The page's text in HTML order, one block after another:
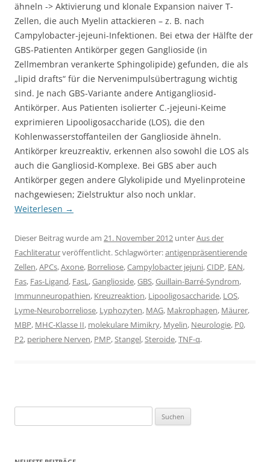
ähneln -> Aktivierung und klonale Expansion naiver T-
Zellen, die auch Myelin attackieren – z. B. nach
Campylobacter-jejeuni-Infektionen. Bei etwa der Hälfte der
GBS-Patienten Antikörper gegen Ganglioside (in
Zellmembran verankerte Sphingolipide) gefunden, die als
„lipid drafts“ für die Nervenimpulsübertragung wichtig
sind. Je nach GBS-Variante andere Antigangliosid-
Antikörper. Aus Patienten isolierter C.-jejeuni-Keime
exprimieren Lipooligosaccharide (LOS), die den
Kohlenwasserstoffanteilen der Ganglioside ähneln.
Antikörper kreuzreaktiv, erkennen also sowohl die LOS als
auch die Gangliosid-Komplexe. Bei GBS aber auch
Antikörper gegen andere Glykolipide und Myelinproteine
nachgewiesen; Zielstruktur also noch unklar.
Weiterlesen →
Dieser Beitrag wurde am 21. November 2012 unterAus der
Fachliteraturveröffentlicht. Schlagwörter:antigenpräsentierende
Zellen,APCs,Axone, Borreliose,Campylobacter jejuni,CIDP, EAN,
Fas, Fas-Ligand, FasL,Ganglioside,GBS,Guillain-Barré-Syndrom,
Immunneuropathien, Kreuzreaktion, Lipooligosaccharide, LOS,
Lyme-Neuroborreliose, Lyphozyten, MAG, Makrophagen, Mäurer,
MBP, MHC-Klasse II, molekulare Mimikry, Myelin, Neurologie, P0,
P2, periphere Nerven, PMP,Stangel,Steroide,TNF-α.
nach: